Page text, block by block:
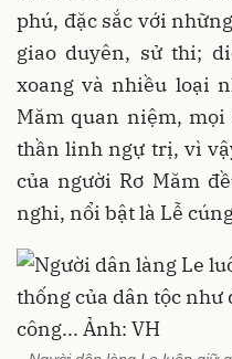
phú, đặc sắc với
giao duyên, sử thi;
xoang và nhiều loại
Măm quan niệm,
thần linh ngự trị, vì
của người Rơ Măm
nghi, nổi bật là Lễ